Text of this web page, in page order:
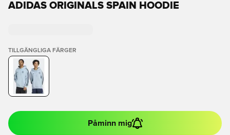
ADIDAS ORIGINALS SPAIN HOODIE
TILLGÄNGLIGA FÄRGER
Påminn mig